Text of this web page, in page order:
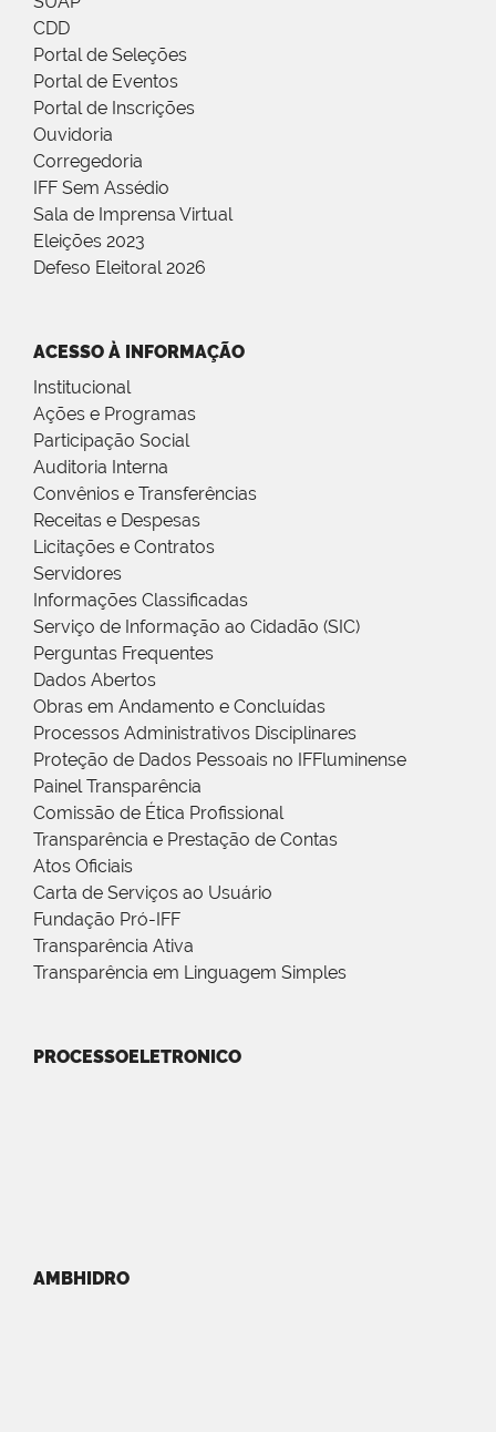
CDD
Portal de Seleções
Portal de Eventos
Portal de Inscrições
Ouvidoria
Corregedoria
IFF Sem Assédio
Sala de Imprensa Virtual
Eleições 2023
Defeso Eleitoral 2026
ACESSO À INFORMAÇÃO
Institucional
Ações e Programas
Participação Social
Auditoria Interna
Convênios e Transferências
Receitas e Despesas
Licitações e Contratos
Servidores
Informações Classificadas
Serviço de Informação ao Cidadão (SIC)
Perguntas Frequentes
Dados Abertos
Obras em Andamento e Concluídas
Processos Administrativos Disciplinares
Proteção de Dados Pessoais no IFFluminense
Painel Transparência
Comissão de Ética Profissional
Transparência e Prestação de Contas
Atos Oficiais
Carta de Serviços ao Usuário
Fundação Pró-IFF
Transparência Ativa
Transparência em Linguagem Simples
PROCESSOELETRONICO
AMBHIDRO